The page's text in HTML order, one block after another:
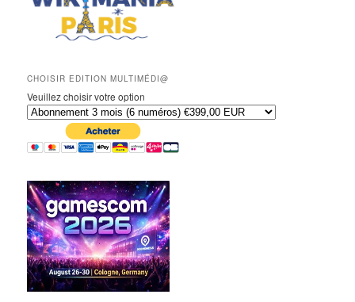
CHOISIR EDITION MULTIMÉDI@
Veuillez choisir votre option